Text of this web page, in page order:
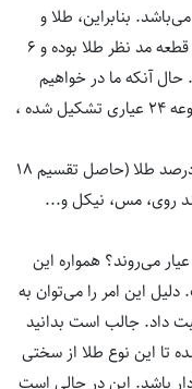
بنابراین، طلا و
جواهر 18 عیار بدان معناست که 18 قسمت از قطعه مد نظر طلا بوده و 6
آنکه ما در خواهیم
یافت که هر قطعه از طلا و جواهر از یک مجموعه 24 عیاری تشکیل شده ،
طلای 18 عیار بر اساس درصد متشکل از 75 درصد طلا (حاصل تقسیم 18
همانند روی، مس، نیکل و...
حال، چرا برخی افراد به سراغ طلا و جواهر 18 عیار می‌روند؟ همواره این
این امر را می‌توان به
سختی محصولات 18 عیار نسبت داد. جالب است بدانید
شده تا این نوع طلا از سختی
باشد. این در حالی است